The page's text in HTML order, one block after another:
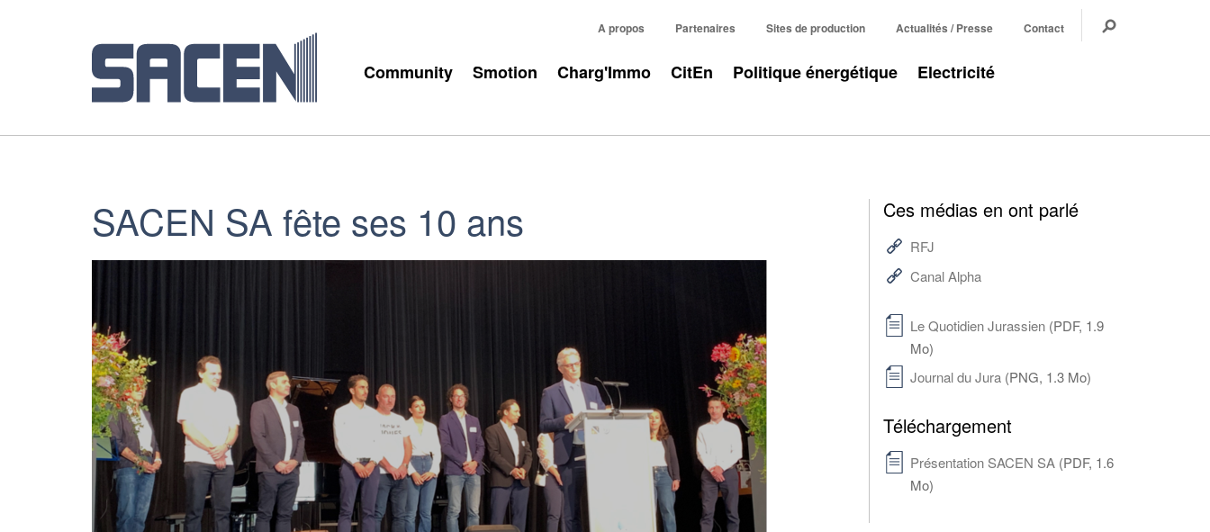
A propos Partenaires Sites de production Actualités / Presse Contact
Community Smotion Charg'Immo CitEn Politique énergétique Electricité
SACEN SA fête ses 10 ans Ces médias en ont parlé
RFJ
Canal Alpha
Le Quotidien Jurassien (PDF, 1.9
Mo)
Journal du Jura (PNG, 1.3 Mo)
Téléchargement
Présentation SACEN SA (PDF, 1.6
Mo)